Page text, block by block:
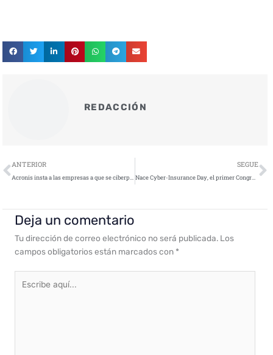
REDACCIÓN
Ant
ANTERIOR
Acronis insta a las empresas a que se ciberpreparen (#CyberFit) en la Acronis Global Cyber Summit 2020
SEGUE
Nace Cyber-Insurance Day, el primer Congreso Nacional en torno al Ciberseguro
Deja un comentario
Tu dirección de correo electrónico no será publicada. Los
campos obligatorios están marcados con *
aquí...